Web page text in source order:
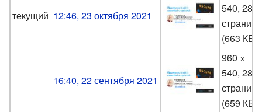
текущий 12:46, 23 октября 2021
540, 28
страниц
(663 КБ)
16:40, 22 сентября 2021
960 ×
540, 28
страниц
(659 КБ)